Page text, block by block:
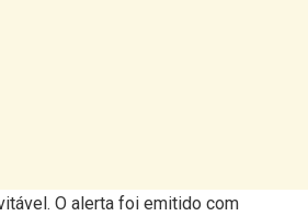
O alerta foi emitido com